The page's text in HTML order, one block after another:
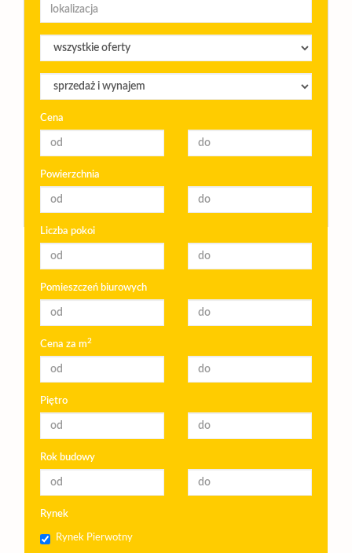
Cena
Powierzchnia
Liczba pokoi
Pomieszczeń biurowych
Cena za m2
Piętro
Rok budowy
Rynek
Rynek Pierwotny